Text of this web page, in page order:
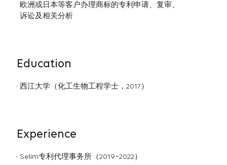
欧洲或日本等客户办理商标的专利申请、复审、
诉讼及相关分析
Education
西江大学（化工生物工程学士，2017）
Experience
Selim专利代理事务所（2019~2022）